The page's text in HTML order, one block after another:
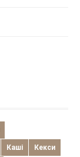
Каші Кекси